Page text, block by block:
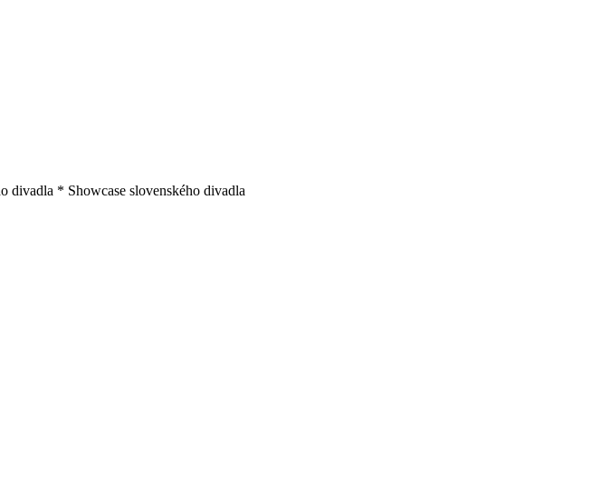
divadla * Showcase slovenského divadla